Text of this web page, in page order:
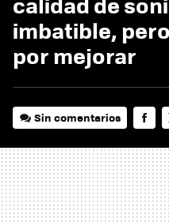
imbatible,
por mejorar
Sin comentarios